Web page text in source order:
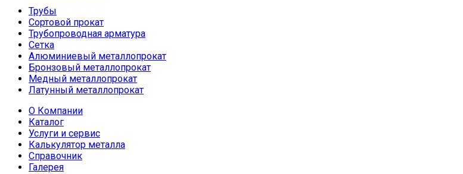
Трубы
Сортовой прокат
Трубопроводная арматура
Сетка
Алюминиевый металлопрокат
Бронзовый металлопрокат
Медный металлопрокат
Латунный металлопрокат
О Компании
Каталог
Услуги и сервис
Калькулятор металла
Справочник
Галерея